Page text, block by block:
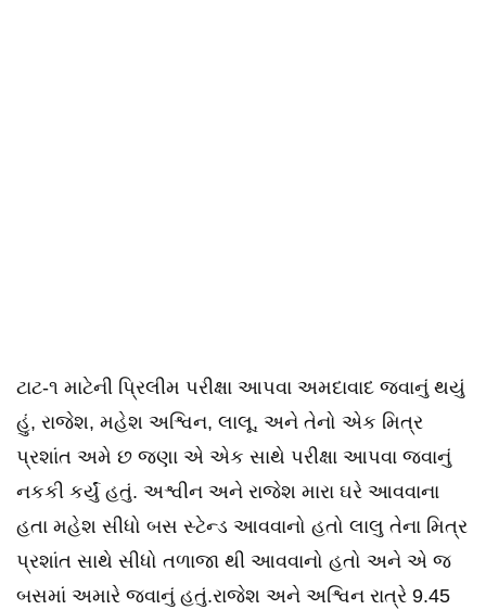
ટાટ-૧ માટેની પ્રિલીમ પરીક્ષા આપવા અમદાવાદ જવાનું થયું
હું, રાજેશ, મહેશ અશ્વિન, લાલૂ, અને તેનો એક મિત્ર
પ્રશાંત અમે છ જણા એ એક સાથે પરીક્ષા આપવા જવાનું
નકકી કર્યું હતું. અશ્વીન અને રાજેશ મારા ઘરે આવવાના
હતા મહેશ સીધો બસ સ્ટેન્ડ આવવાનો હતો લાલુ તેના મિત્ર
પ્રશાંત સાથે સીધો તળાજા થી આવવાનો હતો અને એ જ
બસમાં અમારે જવાનું હતું.રાજેશ અને અશ્વિન રાત્રે 9.45